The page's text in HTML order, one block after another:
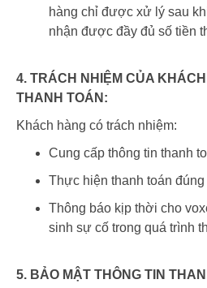
hàng chỉ được xử lý sau
nhận được đầy đủ số tiền
4. TRÁCH NHIỆM CỦA
THANH TOÁN:
Khách hàng có trách nhiệm:
Cung cấp thông tin thanh
Thực hiện thanh toán
Thông báo kịp thời cho
sinh sự cố trong quá trình
5. BẢO MẬT THÔNG TIN